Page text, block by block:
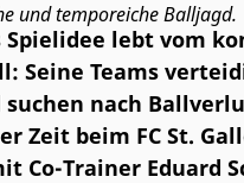
und temporeiche Balljagd.
Spielidee lebt vom
Seine Teams
suchen nach
Zeit beim FC St.
Co-Trainer Eduard